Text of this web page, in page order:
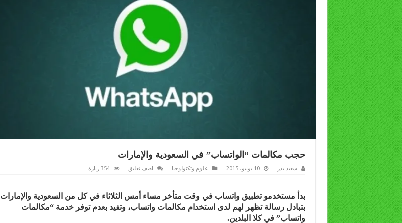
حجب مكالمات “الواتساب” في السعودية والإمارات
سعيد بدر 10 يونيو، 2015 علوم وتكنولوجيا اضف تعليق 354 زيارة
بدأ مستخدمو تطبيق واتساب في وقت متأخر مساء أمس الثلاثاء في كل من السعودية والإمارات
بتبادل رسالة تظهر لهم لدى استخدام مكالمات واتساب، وتفيد بعدم توفر خدمة “مكالمات
واتساب” في كلا البلدين.